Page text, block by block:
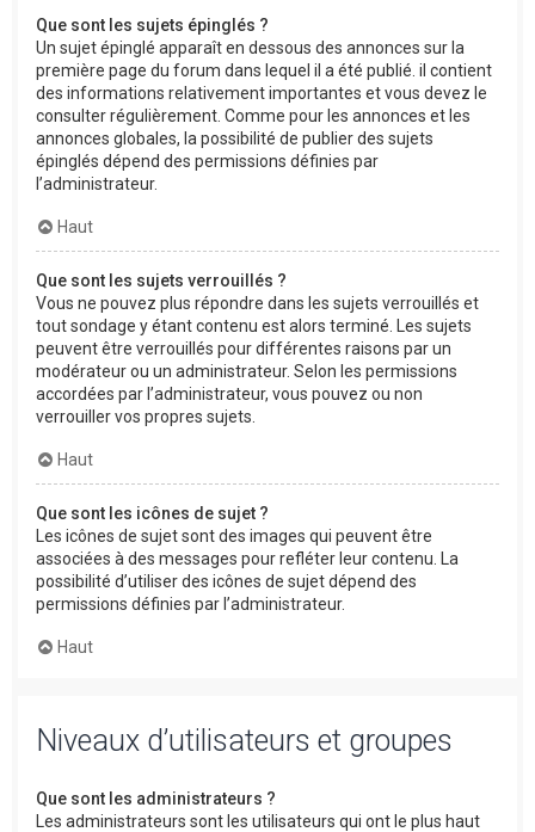
Que sont les sujets épinglés ?
Un sujet épinglé apparaît en dessous des annonces sur la
première page du forum dans lequel il a été publié. il contient
des informations relativement importantes et vous devez le
consulter régulièrement. Comme pour les annonces et les
annonces globales, la possibilité de publier des sujets
épinglés dépend des permissions définies par
l’administrateur.
Haut
Que sont les sujets verrouillés ?
Vous ne pouvez plus répondre dans les sujets verrouillés et
tout sondage y étant contenu est alors terminé. Les sujets
peuvent être verrouillés pour différentes raisons par un
modérateur ou un administrateur. Selon les permissions
accordées par l’administrateur, vous pouvez ou non
verrouiller vos propres sujets.
Haut
Que sont les icônes de sujet ?
Les icônes de sujet sont des images qui peuvent être
associées à des messages pour refléter leur contenu. La
possibilité d’utiliser des icônes de sujet dépend des
permissions définies par l’administrateur.
Haut
Niveaux d’utilisateurs et groupes
Que sont les administrateurs ?
Les administrateurs sont les utilisateurs qui ont le plus haut